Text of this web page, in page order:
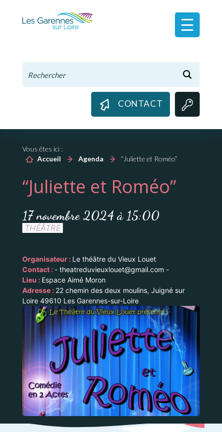
CONTACT
Vous êtes ici :
Accueil
Agenda “Juliette et Roméo”
“Juliette et Roméo”
17 novembre 2024 à 15:00
THÉÂTRE
Organisateur : Le théâtre du Vieux Louet
Contact : - theatreduvieuxlouet@gmail.com -
Lieu : Espace Aimé Moron
Adresse : 22 chemin des deux moulins, Juigné sur
Loire 49610 Les Garennes-sur-Loire